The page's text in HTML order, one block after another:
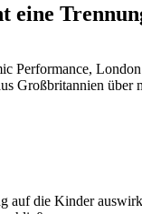
eine
Performance,
Großbritannien über
auf die Kinder